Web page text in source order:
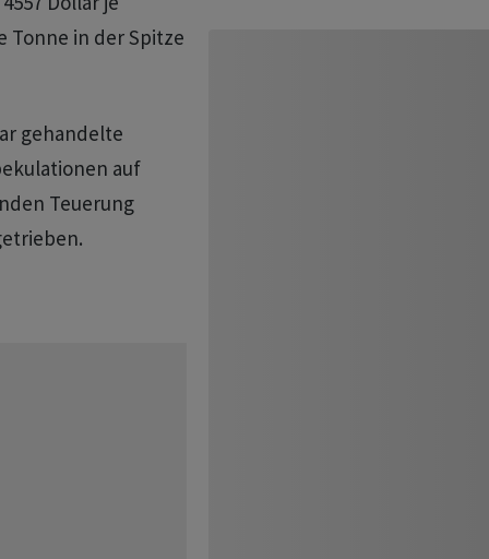
Tonne in der Spitze
gehandelte
auf
Teuerung